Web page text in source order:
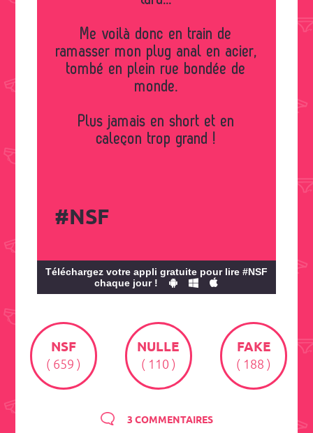
Me voilà donc en train de
ramasser mon plug anal en acier,
tombé en plein rue bondée de
monde.
Plus jamais en short et en
caleçon trop grand !
#NSF
Téléchargez votre appli gratuite pour lire #NSF
chaque jour !
NSF
( 659 )
NULLE
( 110 )
FAKE
( 188 )
3 COMMENTAIRES